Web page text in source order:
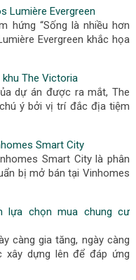
Lumière Evergreen
hứng “Sống là nhiều hơn
Evergreen khắc họa
khu The Victoria
dự án được ra mắt, The
ý bởi vị trí đắc địa tiệm
Smart City
Smart City là phân
bị mở bán tại Vinhomes
lựa chọn mua chung cư
càng gia tăng, ngày càng
xây dựng lên để đáp ứng